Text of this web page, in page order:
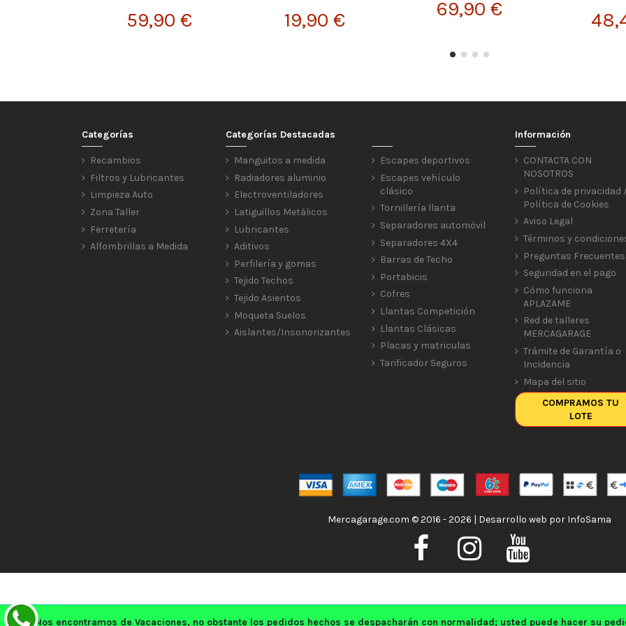
Nos encontramos de Vacaciones, no obstante los pedidos hechos se despacharán con normalidad; usted puede hacer su
59,90 € 19,90 € 69,90 €
Categorías
Recambios
Filtros y Lubricantes
Limpieza Auto
Zona Taller
Ferretería
Alfombrillas a Medida
Categorías Destacadas
Manguitos a medida
Radiadores aluminio
Electroventiladores
Latiguillos Metálicos
Lubricantes
Aditivos
Perfilería y gomas
Tejido Techos
Tejido Asientos
Moqueta Suelos
Aislantes/Insonorizantes
Escapes deportivos
Escapes vehículo
clásico
Tornillería llanta
Separadores automóvil
Separadores 4X4
Barras de Techo
Portabicis
Cofres
Llantas Competición
Llantas Clásicas
Placas y matriculas
Tarificador Seguros
Información
CONTACTA CON
NOSOTROS
Política de privacidad /
Política de Cookies
Aviso Legal
Términos y
Preguntas Frecuentes
Seguridad en el pago
Cómo funciona
APLAZAME
Red de talleres
MERCAGARAGE
Trámite de Garantía o
Incidencia
Mapa del sitio
COMPRAMOS TU
LOTE
Mercagarage.com © 2016 - 2026 | Desarrollo web por InfoSama